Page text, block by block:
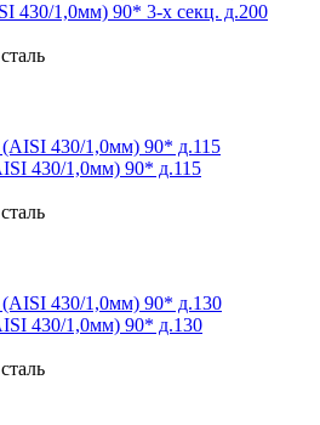
430/1,0мм) 90* 3-х секц. д.200
430/1,0мм) 90* д.115
430/1,0мм) 90* д.130